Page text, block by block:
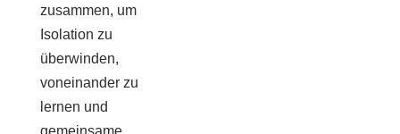
zusammen, um
Isolation zu
überwinden,
voneinander zu
lernen und
gemeinsame